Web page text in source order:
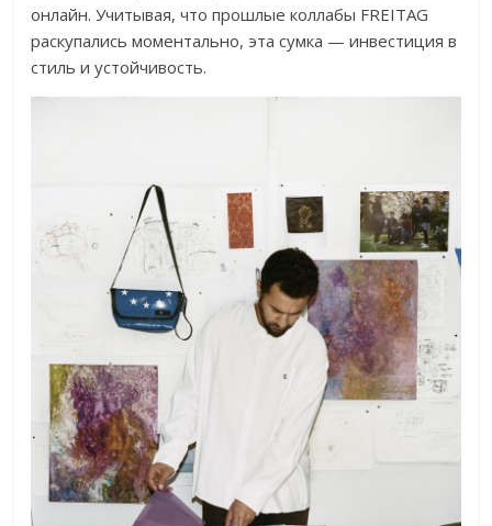
онлайн. Учитывая, что прошлые коллабы FREITAG
раскупались моментально, эта сумка — инвестиция в
стиль и устойчивость.